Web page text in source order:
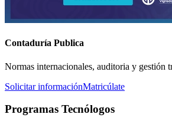
Contaduría Publica
Normas internacionales, auditoria y gestión
Solicitar informaciónMatricúlate
Programas Tecnólogos